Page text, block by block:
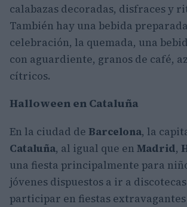
calabazas decoradas, disfraces y
También hay una bebida
celebración, la quemada, una
con aguardiente, granos de café,
cítricos.
Halloween en Cataluña
En la ciudad de Barcelona, la
Cataluña, al igual que en Madrid,
una fiesta principalmente para
jóvenes dispuestos a ir a
participar en fiestas